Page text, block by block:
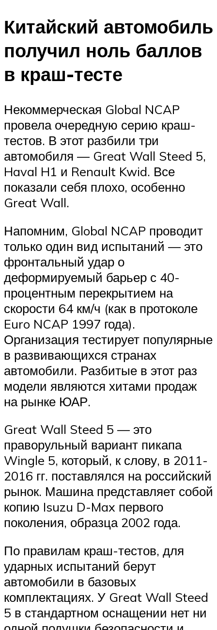
Китайский автомобиль
получил ноль баллов
в краш-тесте
Некоммерческая Global NCAP
провела очередную серию краш-
тестов. В этот разбили три
автомобиля — Great Wall Steed 5,
Haval H1 и Renault Kwid. Все
показали себя плохо, особенно
Great Wall.
Напомним, Global NCAP проводит
только один вид испытаний — это
фронтальный удар о
деформируемый барьер с 40-
процентным перекрытием на
скорости 64 км/ч (как в протоколе
Euro NCAP 1997 года).
Организация тестирует популярные
в развивающихся странах
автомобили. Разбитые в этот раз
модели являются хитами продаж
на рынке ЮАР.
Great Wall Steed 5 — это
праворульный вариант пикапа
Wingle 5, который, к слову, в 2011-
2016 гг. поставлялся на российский
рынок. Машина представляет собой
копию Isuzu D-Max первого
поколения, образца 2002 года.
По правилам краш-тестов, для
ударных испытаний берут
автомобили в базовых
комплектациях. У Great Wall Steed
5 в стандартном оснащении нет ни